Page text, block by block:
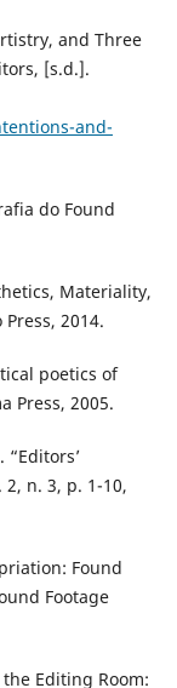
and Three
[s.d.].
and-
do Found
Materiality,
2014.
poetics of
Press, 2005.
“Editors’
n. 3, p. 1-10,
Found
Footage
the Editing Room: